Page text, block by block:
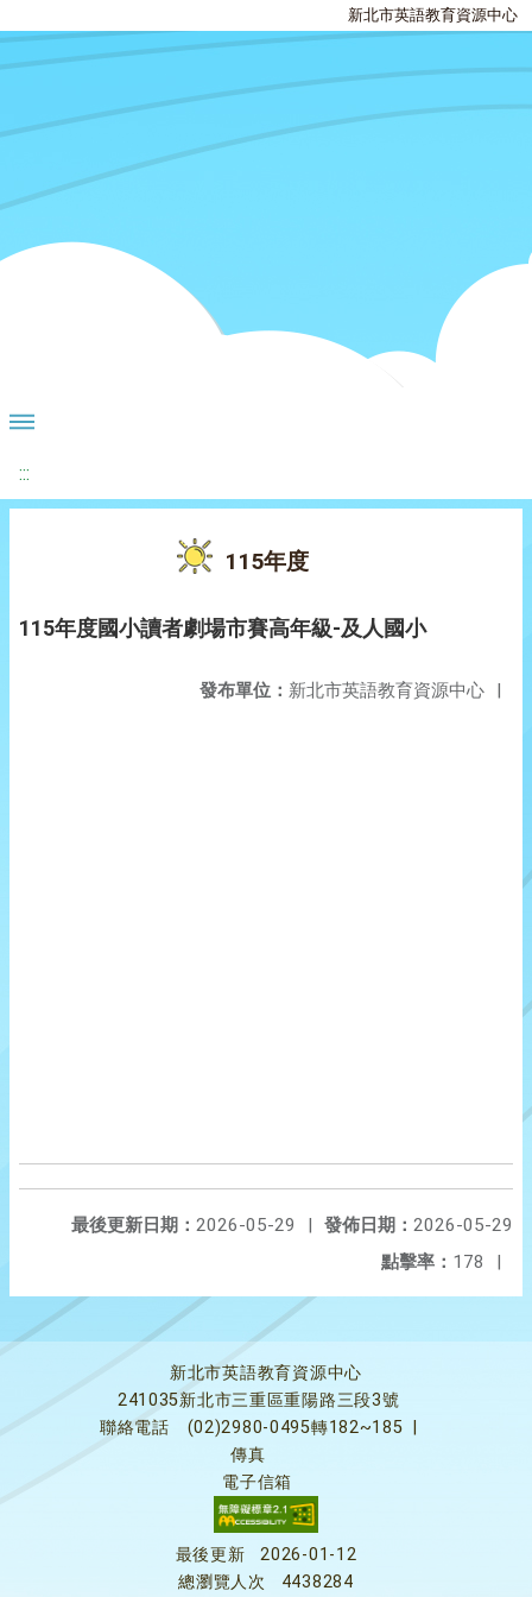
新北市英語教育資源中心
:::
115年度
115年度國小讀者劇場市賽高年級-及人國小
發布單位： 新北市英語教育資源中心 |
發佈日期： 2026-05-29
最後更新日期： 2026-05-29
|
點擊率： 178 |
新北市英語教育資源中心
241035新北市三重區重陽路三段3號
聯絡電話
(02)2980-0495轉182~185
傳真
電子信箱
最後更新
2026-01-12
總瀏覽人次
4438284